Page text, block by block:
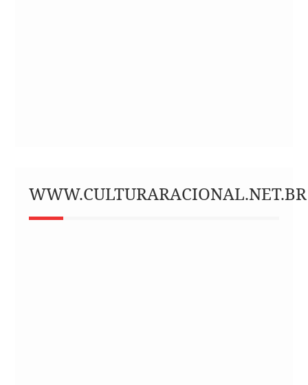
WWW.CULTURARACIONAL.NET.BR